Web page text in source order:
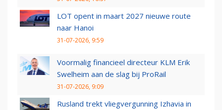
LOT opent in maart 2027 nieuwe route
naar Hanoi
31-07-2026, 9:59
Voormalig financieel directeur KLM Erik
Swelheim aan de slag bij ProRail
31-07-2026, 9:09
Rusland trekt vliegvergunning Izhavia in